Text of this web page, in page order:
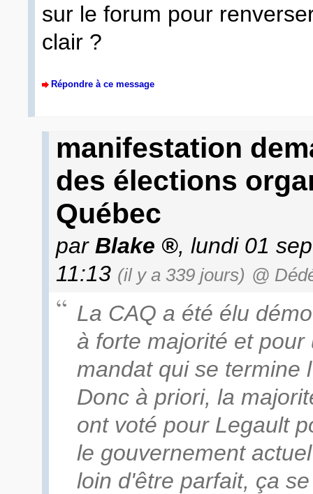
sur le forum pour
clair ?
Répondre à ce message
manifestation
des élections
Québec
par Blake
, lundi 01
11:13 (il y a 339 jours) @
La CAQ a été élu
à forte majorité et pour
mandat qui se termine
Donc à priori, la
ont voté pour Legault
le gouvernement
loin d'être parfait, ça